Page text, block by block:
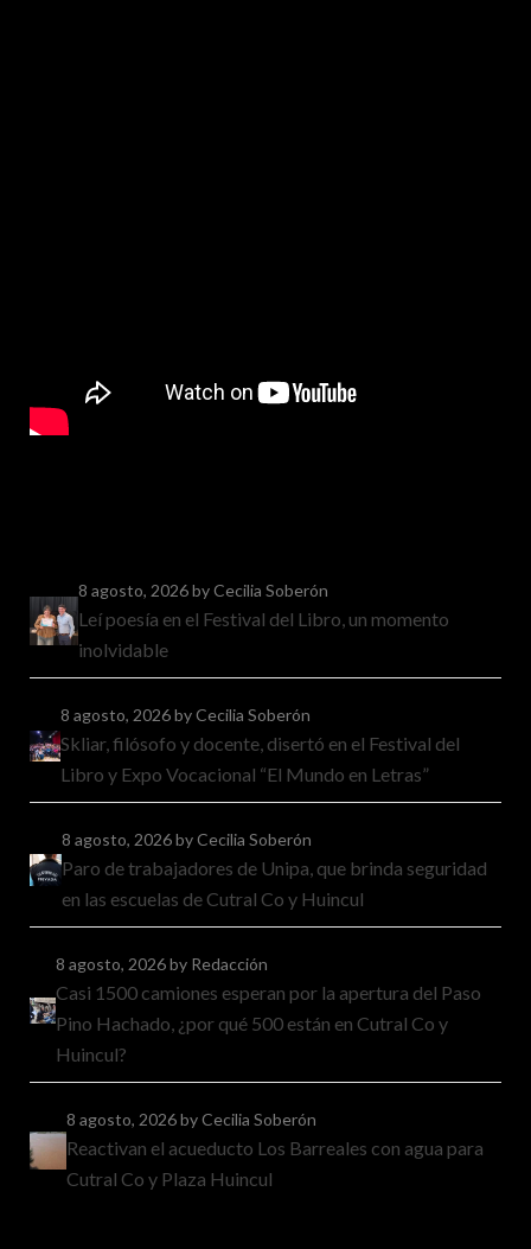
8 agosto, 2026by Cecilia Soberón
Leí poesía en el Festival del Libro, un momento
inolvidable
8 agosto, 2026by Cecilia Soberón
Skliar, filósofo y docente, disertó en el Festival del
Libro y Expo Vocacional “El Mundo en Letras”
8 agosto, 2026by Cecilia Soberón
Paro de trabajadores de Unipa, que brinda seguridad
en las escuelas de Cutral Co y Huincul
8 agosto, 2026by Redacción
Casi 1500 camiones esperan por la apertura del Paso
Pino Hachado, ¿por qué 500 están en Cutral Co y
Huincul?
8 agosto, 2026by Cecilia Soberón
Reactivan el acueducto Los Barreales con agua para
Cutral Co y Plaza Huincul